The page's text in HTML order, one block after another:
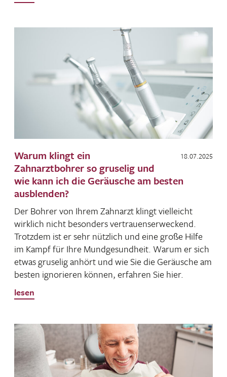
18.07.2025
Warum klingt ein
Zahnarztbohrer so gruselig und
wie kann ich die Geräusche am besten
ausblenden?
Der Bohrer von Ihrem Zahn­arzt klingt viel­leicht
wirk­lich nicht beson­ders vertrau­ens­er­we­ckend.
Trotzdem ist er sehr nütz­lich und eine große Hilfe
im Kampf für Ihre Mund­ge­sund­heit. Warum er sich
etwas gruselig anhört und wie Sie die Geräu­sche am
besten igno­rieren können, erfahren Sie hier.
lesen